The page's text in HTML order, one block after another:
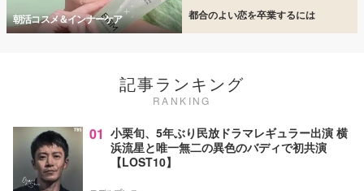
朝活コスメ＆インナーケア 都合のよい恋を卒業するには
記事ランキング
RANKING
01 小栗旬、5年ぶり民放ドラマレギュラー出演 横
浜流星と唯一無二の異色のバディで初共演
【LOST10】